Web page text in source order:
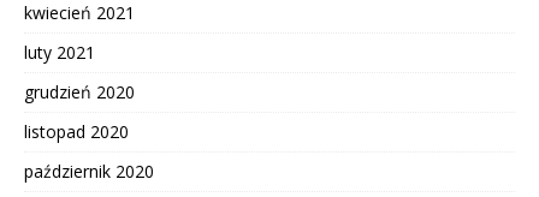
kwiecień 2021
luty 2021
grudzień 2020
listopad 2020
październik 2020